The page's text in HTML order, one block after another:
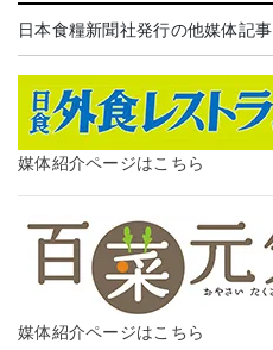
日本食糧新聞社発行の他媒体記事
媒体紹介ページはこちら
媒体紹介ページはこちら